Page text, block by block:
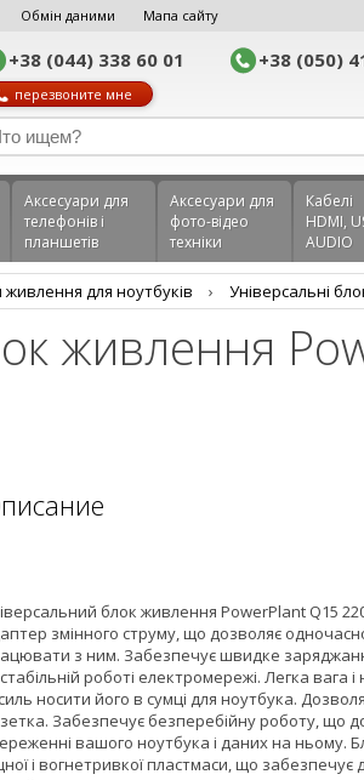
Обмін даними Мапа сайту
+38 (044) 338 60 01 +38 (050)
перезвоните мне
Аксеcуари для
телефонів і
планшетів
Аксесуари для
фото-відео
техніки
Кабелі
HDMI,
AUDIO
живлення для ноутбуків › Універсальні
живлення
блок живлення PowerPlant Q15
змінного струму, що дозволяє
з ним. Забезпечує швидке
роботі електромережі. Легка вага
носити його в сумці для ноутбука.
Забезпечує безперебійну роботу, що
вашого ноутбука і даних на ньому.
і вогнетривкої пластмаси, що забезпечує